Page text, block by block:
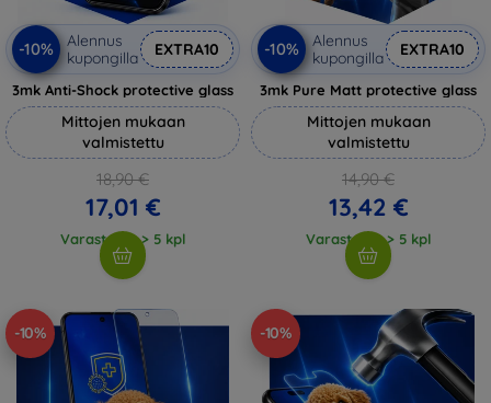
-10%
Alennus
kupongilla
EXTRA10
3mk Anti-Shock protective glass
Mittojen mukaan
valmistettu
18,90 €
17,01 €
Varastossa > 5 kpl
-10%
Alennus
kupongilla
EXTRA10
3mk Pure Matt protective glass
Mittojen mukaan
valmistettu
14,90 €
13,42 €
Varastossa > 5 kpl
-10% -10%